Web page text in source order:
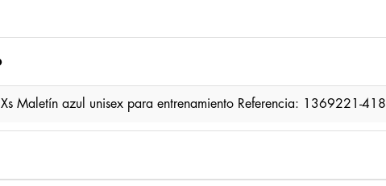
Maletín azul unisex para entrenamiento Referencia: 1369221-418